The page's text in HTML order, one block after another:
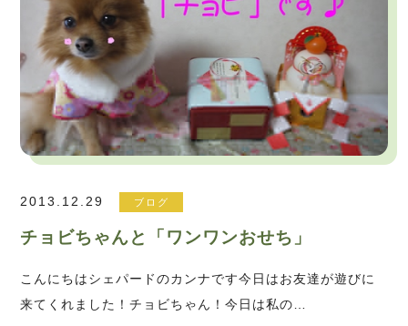
2013.12.29 ブログ
チョビちゃんと「ワンワンおせち」
こんにちはシェパードのカンナです今日はお友達が遊びに
来てくれました！チョビちゃん！今日は私の…